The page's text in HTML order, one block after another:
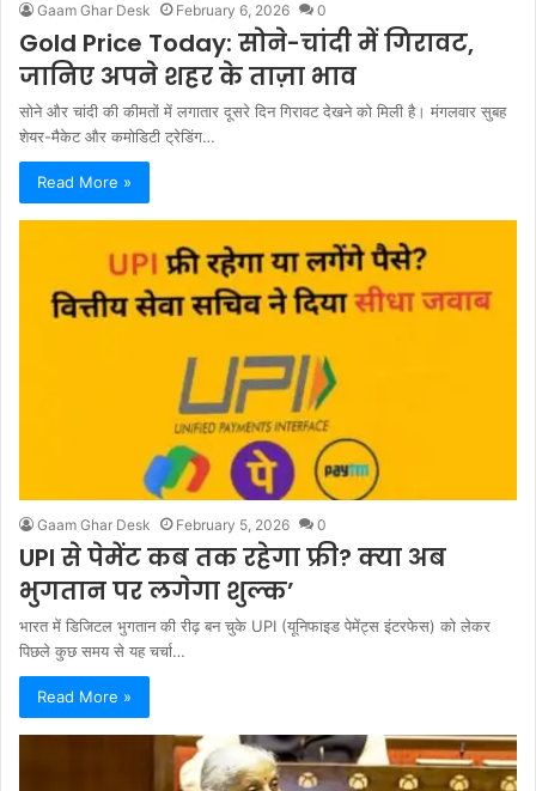
Gaam Ghar Desk February 6, 2026 0
Gold Price Today: सोने-चांदी में गिरावट,
जानिए अपने शहर के ताज़ा भाव
सोने और चांदी की कीमतों में लगातार दूसरे दिन गिरावट देखने को मिली है। मंगलवार सुबह
शेयर-मैकेट और कमोडिटी ट्रेडिंग…
Read More »
Gaam Ghar Desk February 5, 2026 0
UPI से पेमेंट कब तक रहेगा फ्री? क्या अब
भुगतान पर लगेगा शुल्क’
भारत में डिजिटल भुगतान की रीढ़ बन चुके UPI (यूनिफाइड पेमेंट्स इंटरफेस) को लेकर
पिछले कुछ समय से यह चर्चा…
Read More »